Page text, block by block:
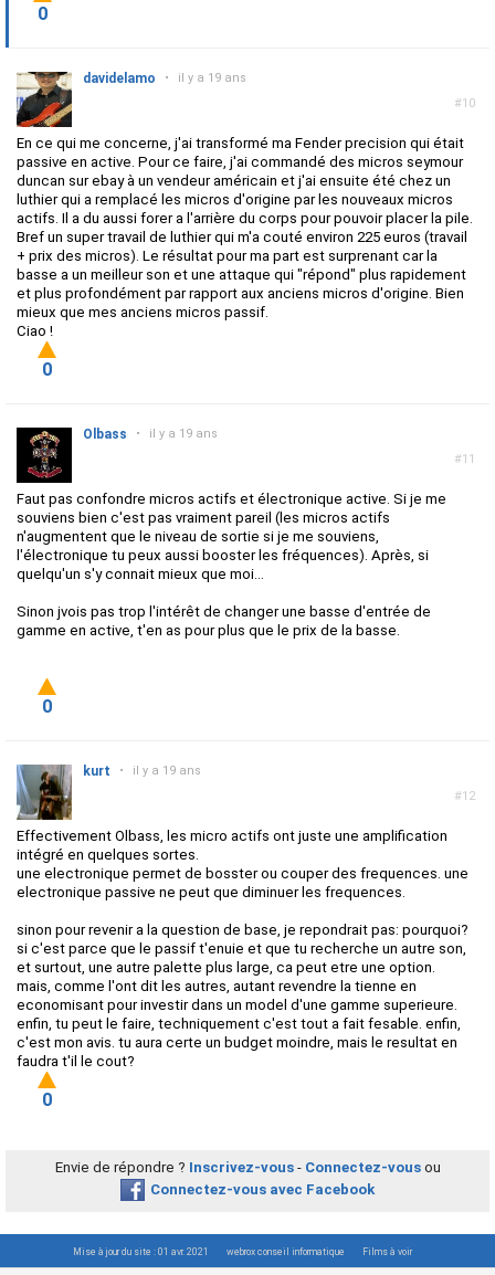
0
#10
davidelamo • il y a 19 ans
En ce qui me concerne, j'ai transformé ma Fender precision qui était
passive en active. Pour ce faire, j'ai commandé des micros seymour
duncan sur ebay à un vendeur américain et j'ai ensuite été chez un
luthier qui a remplacé les micros d'origine par les nouveaux micros
actifs. Il a du aussi forer a l'arrière du corps pour pouvoir placer la pile.
Bref un super travail de luthier qui m'a couté environ 225 euros (travail
+ prix des micros). Le résultat pour ma part est surprenant car la
basse a un meilleur son et une attaque qui "répond" plus rapidement
et plus profondément par rapport aux anciens micros d'origine. Bien
mieux que mes anciens micros passif.
Ciao !
0
#11
Olbass • il y a 19 ans
Faut pas confondre micros actifs et électronique active. Si je me
souviens bien c'est pas vraiment pareil (les micros actifs
n'augmentent que le niveau de sortie si je me souviens,
l'électronique tu peux aussi booster les fréquences). Après, si
quelqu'un s'y connait mieux que moi...
Sinon jvois pas trop l'intérêt de changer une basse d'entrée de
gamme en active, t'en as pour plus que le prix de la basse.
0
#12
kurt • il y a 19 ans
Effectivement Olbass, les micro actifs ont juste une amplification
intégré en quelques sortes.
une electronique permet de bosster ou couper des frequences. une
electronique passive ne peut que diminuer les frequences.
sinon pour revenir a la question de base, je repondrait pas: pourquoi?
si c'est parce que le passif t'enuie et que tu recherche un autre son,
et surtout, une autre palette plus large, ca peut etre une option.
mais, comme l'ont dit les autres, autant revendre la tienne en
economisant pour investir dans un model d'une gamme superieure.
enfin, tu peut le faire, techniquement c'est tout a fait fesable. enfin,
c'est mon avis. tu aura certe un budget moindre, mais le resultat en
faudra t'il le cout?
0
Envie de répondre ? Inscrivez-vous- Connectez-vousou
Connectez-vous avec Facebook
Mise à jour du site : 01 avr. 2021 webrox conseil informatique Films à voir